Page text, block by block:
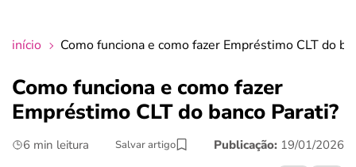
crédito fácil
últimas notícias
início Como funciona e como fazer Empréstimo CLT do
Como funciona e como fazer
Empréstimo CLT do banco Parati?
6 min leitura Salvar artigo Publicação: 19/01/2026